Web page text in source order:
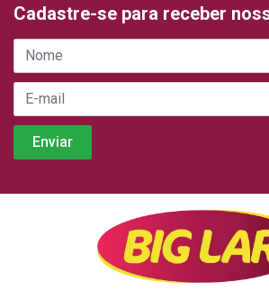
Cadastre-se para receber